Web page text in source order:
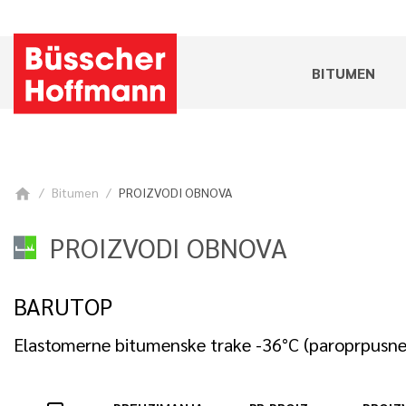
BITUMEN
home Bitumen PROIZVODI OBNOVA
PROIZVODI OBNOVA
BARUTOP
Elastomerne bitumenske trake -36°C